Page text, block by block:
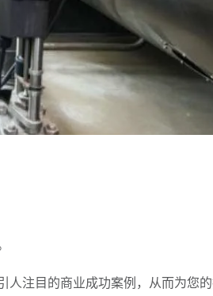
人注目的商业成功案例，从而为您